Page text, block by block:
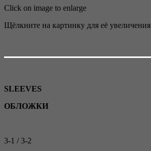
Click on image to enlarge
Щёлкните на картинку для её увеличения
SLEEVES
ОБЛОЖКИ
3-1 / 3-2